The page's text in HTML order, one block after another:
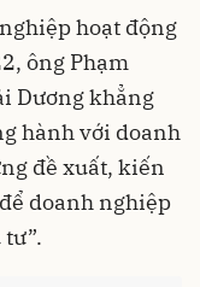
hoạt động
ông Phạm
Dương khẳng
hành với doanh
đề xuất, kiến
doanh nghiệp